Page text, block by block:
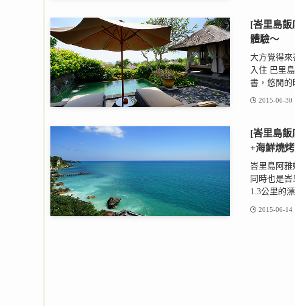
[峇里島飯
體驗～
大方覺得來
入住 巴里
書，悠閒的
2015-06-30
[峇里島
+海鮮燒
峇里島阿雅
同時也是
1.3公里的
2015-06-14